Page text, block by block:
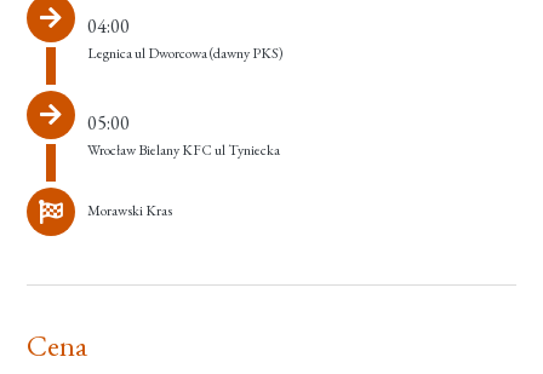
04:00
Legnica ul Dworcowa (dawny PKS)
05:00
Wrocław Bielany KFC ul Tyniecka
Morawski Kras
Cena